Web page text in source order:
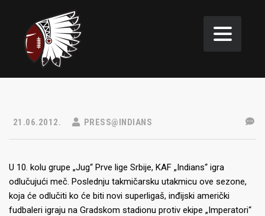
21.06.2012. PRESS@INDIANS
U 10. kolu grupe „Jug“ Prve lige Srbije, KAF „Indians“ igra
odlučujući meč. Poslednju takmičarsku utakmicu ove sezone,
koja će odlučiti ko će biti novi superligaš, inđijski američki
fudbaleri igraju na Gradskom stadionu protiv ekipe „Imperatori“